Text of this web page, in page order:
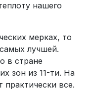
нашего
мерках, то
лучшей.
в стране
зон из 11-ти. На
практически все.